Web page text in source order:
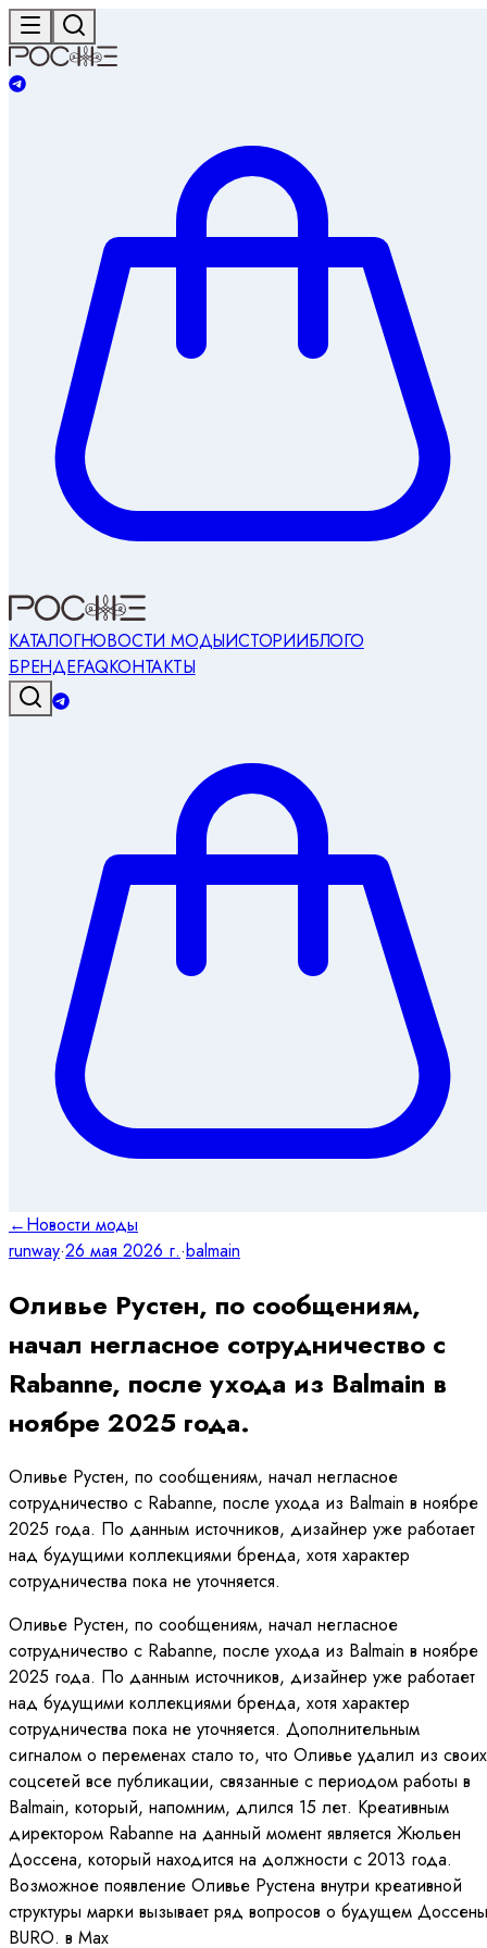
КАТАЛОГНОВОСТИ МОДЫИСТОРИИБЛОГО
БРЕНДЕFAQКОНТАКТЫ
←Новости моды
runway·26 мая 2026 г.·balmain
Оливье Рустен, по сообщениям,
начал негласное сотрудничество с
Rabanne, после ухода из Balmain в
ноябре 2025 года.
Оливье Рустен, по сообщениям, начал негласное
сотрудничество с Rabanne, после ухода из Balmain в ноябре
2025 года. По данным источников, дизайнер уже работает
над будущими коллекциями бренда, хотя характер
сотрудничества пока не уточняется.
Оливье Рустен, по сообщениям, начал негласное
сотрудничество с Rabanne, после ухода из Balmain в ноябре
2025 года. По данным источников, дизайнер уже работает
над будущими коллекциями бренда, хотя характер
сотрудничества пока не уточняется. Дополнительным
сигналом о переменах стало то, что Оливье удалил из своих
соцсетей все публикации, связанные с периодом работы в
Balmain, который, напомним, длился 15 лет. Креативным
директором Rabanne на данный момент является Жюльен
Доссена, который находится на должности с 2013 года.
Возможное появление Оливье Рустена внутри креативной
структуры марки вызывает ряд вопросов о будущем
BURO. в Мах